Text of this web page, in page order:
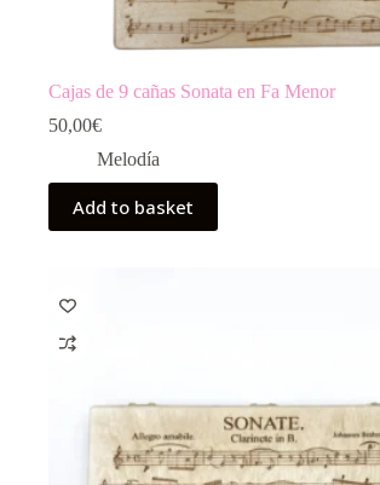
Cajas de 9 cañas Sonata en Fa Menor
50,00€
Melodía
Add to basket